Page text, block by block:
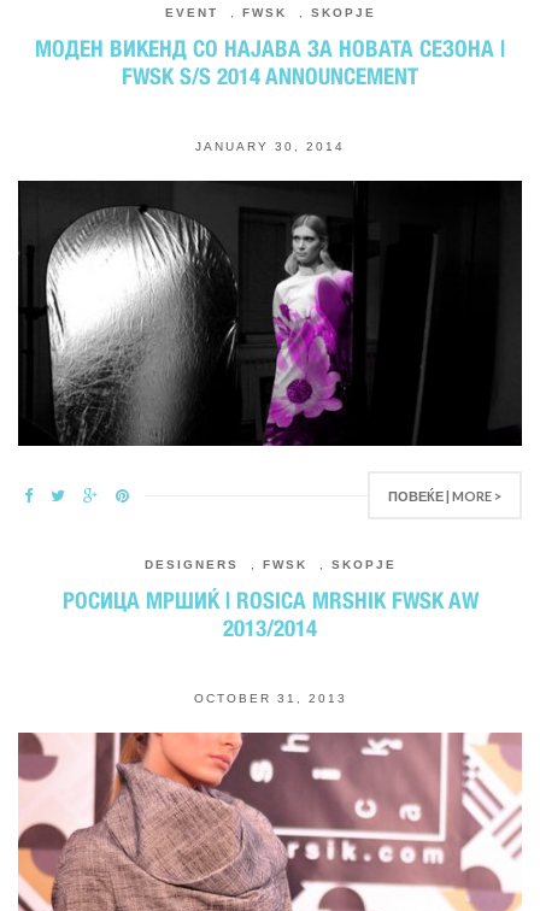
EVENT FWSK SKOPJE
МОДЕН ВИКЕНД СО НАЈАВА ЗА НОВАТА СЕЗОНА |
FWSK S/S 2014 ANNOUNCEMENT
JANUARY 30, 2014
ПОВЕЌЕ | MORE >
DESIGNERS FWSK SKOPJE
РОСИЦА МРШИЌ | ROSICA MRSHIK FWSK AW
2013/2014
OCTOBER 31, 2013